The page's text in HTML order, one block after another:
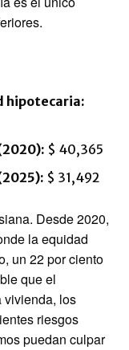
hipotecaria:
$ 40,365
$ 31,492
Desde 2020,
la equidad
un 22 por ciento
que el
vivienda, los
riesgos
puedan culpar